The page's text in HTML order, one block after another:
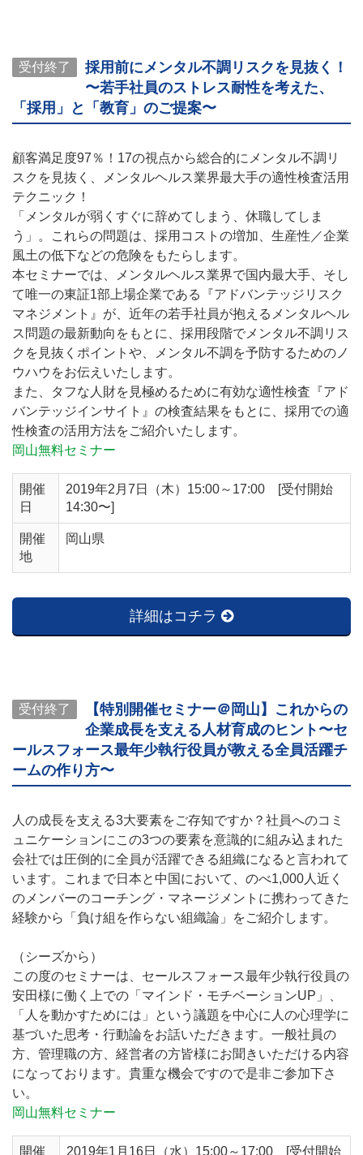
受付終了
採用前にメンタル不調リスクを見抜く！
〜若手社員のストレス耐性を考えた、
「採用」と「教育」のご提案〜
顧客満足度97％！17の視点から総合的にメンタル不調リ
スクを見抜く、メンタルヘルス業界最大手の適性検査活用
テクニック！
「メンタルが弱くすぐに辞めてしまう、休職してしま
う」。これらの問題は、採用コストの増加、生産性／企業
風土の低下などの危険をもたらします。
本セミナーでは、メンタルヘルス業界で国内最大手、そし
て唯一の東証1部上場企業である『アドバンテッジリスク
マネジメント』が、近年の若手社員が抱えるメンタルヘル
ス問題の最新動向をもとに、採用段階でメンタル不調リス
クを見抜くポイントや、メンタル不調を予防するためのノ
ウハウをお伝えいたします。
また、タフな人財を見極めるために有効な適性検査『アド
バンテッジインサイト』の検査結果をもとに、採用での適
性検査の活用方法をご紹介いたします。
岡山無料セミナー
開催
日
2019年2月7日（木）15:00～17:00 [受付開始
14:30〜]
開催
地
岡山県
詳細はコチラ
受付終了
【特別開催セミナー＠岡山】これからの
企業成長を支える人材育成のヒント〜セ
ールスフォース最年少執行役員が教える全員活躍チ
ームの作り方〜
人の成長を支える3大要素をご存知ですか？社員へのコミ
ュニケーションにこの3つの要素を意識的に組み込まれた
会社では圧倒的に全員が活躍できる組織になると言われて
います。これまで日本と中国において、のべ1,000人近く
のメンバーのコーチング・マネージメントに携わってきた
経験から「負け組を作らない組織論」をご紹介します。
（シーズから）
この度のセミナーは、セールスフォース最年少執行役員の
安田様に働く上での「マインド・モチベーションUP」、
「人を動かすためには」という議題を中心に人の心理学に
基づいた思考・行動論をお話いただきます。一般社員の
方、管理職の方、経営者の方皆様にお聞きいただける内容
になっております。貴重な機会ですので是非ご参加下さ
い。
岡山無料セミナー
開催 2019年1月16日（水）15:00～17:00 [受付開始